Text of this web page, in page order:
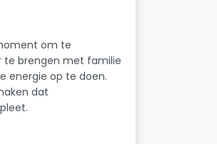
om te
te brengen met familie
energie op te doen.
dat